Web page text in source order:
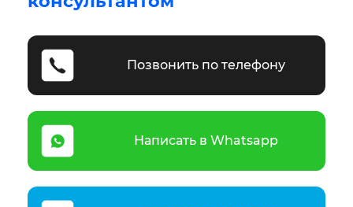
Позвонить по телефону
Написать в Whatsapp